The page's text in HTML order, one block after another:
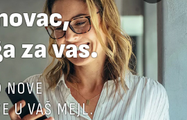
za vas.
NOVE
U VAŠ MEJL.